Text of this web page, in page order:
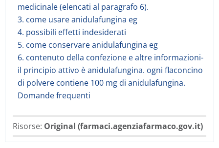
medicinale (elencati al paragrafo 6).
3. come usare anidulafungina eg
4. possibili effetti indesiderati
5. come conservare anidulafungina eg
6. contenuto della confezione e altre informazioni-
il principio attivo è anidulafungina. ogni flaconcino
di polvere contiene 100 mg di anidulafungina.
Domande frequenti
Risorse: Original (farmaci.agenziafarmaco.gov.it)